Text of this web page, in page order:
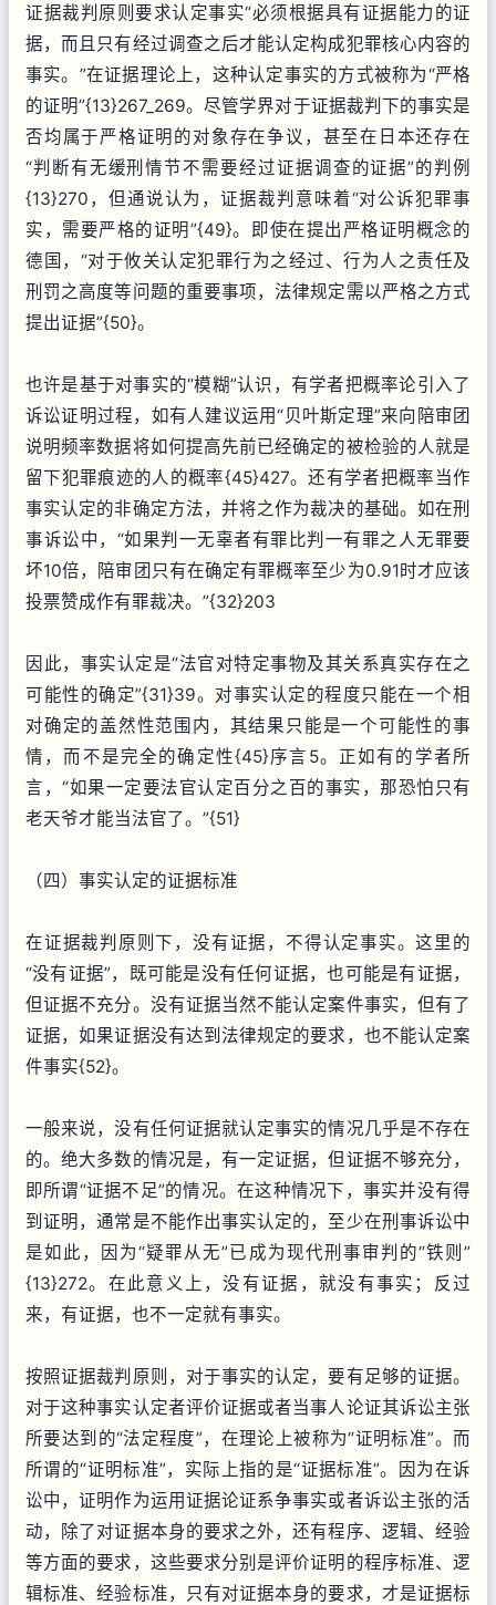
证据裁判原则要求认定事实“必须根据具有证据能力的证
据，而且只有经过调查之后才能认定构成犯罪核心内容的
事实。”在证据理论上，这种认定事实的方式被称为“严格
的证明”{13}267_269。尽管学界对于证据裁判下的事实是
否均属于严格证明的对象存在争议，甚至在日本还存在
“判断有无缓刑情节不需要经过证据调查的证据”的判例
{13}270，但通说认为，证据裁判意味着“对公诉犯罪事
实，需要严格的证明”{49}。即使在提出严格证明概念的
德国，“对于攸关认定犯罪行为之经过、行为人之责任及
刑罚之高度等问题的重要事项，法律规定需以严格之方式
提出证据”{50}。
也许是基于对事实的“模糊”认识，有学者把概率论引入了
诉讼证明过程，如有人建议运用“贝叶斯定理”来向陪审团
说明频率数据将如何提高先前已经确定的被检验的人就是
留下犯罪痕迹的人的概率{45}427。还有学者把概率当作
事实认定的非确定方法，并将之作为裁决的基础。如在刑
事诉讼中，“如果判一无辜者有罪比判一有罪之人无罪要
坏10倍，陪审团只有在确定有罪概率至少为0.91时才应该
投票赞成作有罪裁决。”{32}203
因此，事实认定是“法官对特定事物及其关系真实存在之
可能性的确定”{31}39。对事实认定的程度只能在一个相
对确定的盖然性范围内，其结果只能是一个可能性的事
情，而不是完全的确定性{45}序言5。正如有的学者所
言，“如果一定要法官认定百分之百的事实，那恐怕只有
老天爷才能当法官了。”{51}
（四）事实认定的证据标准
在证据裁判原则下，没有证据，不得认定事实。这里的
“没有证据”，既可能是没有任何证据，也可能是有证据，
但证据不充分。没有证据当然不能认定案件事实，但有了
证据，如果证据没有达到法律规定的要求，也不能认定案
件事实{52}。
一般来说，没有任何证据就认定事实的情况几乎是不存在
的。绝大多数的情况是，有一定证据，但证据不够充分，
即所谓“证据不足”的情况。在这种情况下，事实并没有得
到证明，通常是不能作出事实认定的，至少在刑事诉讼中
是如此，因为“疑罪从无”已成为现代刑事审判的“铁则”
{13}272。在此意义上，没有证据，就没有事实；反过
来，有证据，也不一定就有事实。
按照证据裁判原则，对于事实的认定，要有足够的证据。
对于这种事实认定者评价证据或者当事人论证其诉讼主张
所要达到的“法定程度”，在理论上被称为“证明标准”。而
所谓的“证明标准”，实际上指的是“证据标准”。因为在诉
讼中，证明作为运用证据论证系争事实或者诉讼主张的活
动，除了对证据本身的要求之外，还有程序、逻辑、经验
等方面的要求，这些要求分别是评价证明的程序标准、逻
辑标准、经验标准，只有对证据本身的要求，才是证据标